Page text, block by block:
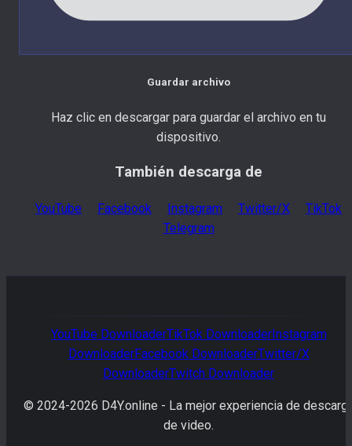
Guardar archivo
Haz clic en descargar para guardar el archivo en tu
dispositivo.
También descarga de
YouTube Facebook Instagram Twitter/X
TikTok
Telegram
YouTube DownloaderTikTokDownloaderInstagram
DownloaderFacebookDownloaderTwitter/X
DownloaderTwitch Downloader
© 2024-2026 D4Y.online - La mejor experiencia de
de video.